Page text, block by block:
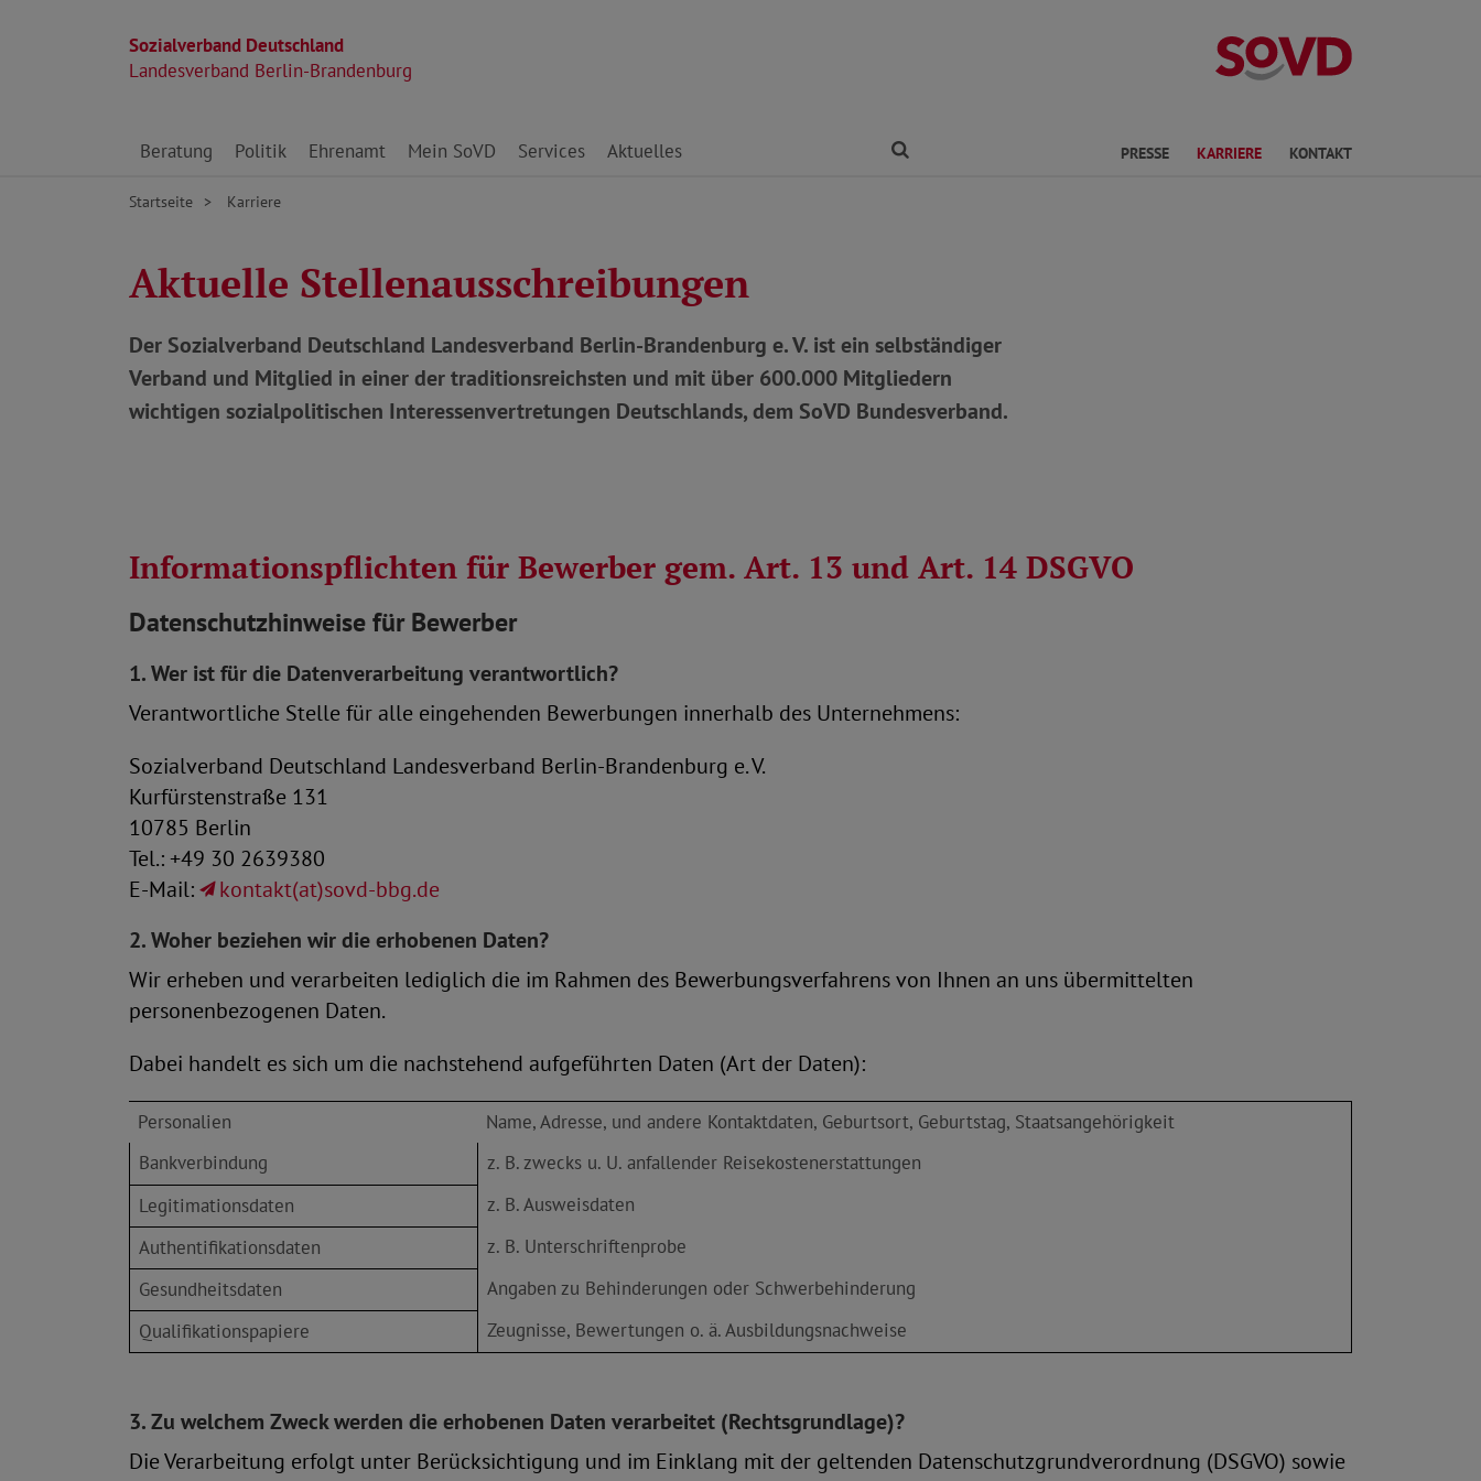
Sozialverband Deutschland
Landesverband Berlin-Brandenburg
Direkt zu den Inhalten springen
Beratung Politik Ehrenamt Mein SoVD Services Aktuelles PRESSE KARRIERE KONTAKT
Startseite Karriere
Aktuelle Stellenausschreibungen
Der Sozialverband Deutschland Landesverband Berlin-Brandenburg e. V. ist ein selbständiger
Verband und Mitglied in einer der traditionsreichsten und mit über 600.000 Mitgliedern
wichtigen sozialpolitischen Interessenvertretungen Deutschlands, dem SoVD Bundesverband.
Informationspflichten für Bewerber gem. Art. 13 und Art. 14 DSGVO
Datenschutzhinweise für Bewerber
1. Wer ist für die Datenverarbeitung verantwortlich?
Verantwortliche Stelle für alle eingehenden Bewerbungen innerhalb des Unternehmens:
Sozialverband Deutschland Landesverband Berlin-Brandenburg e. V.
Kurfürstenstraße 131
10785 Berlin
Tel.: +49 30 2639380
E-Mail:
kontakt(at)sovd-bbg.de
2. Woher beziehen wir die erhobenen Daten?
Wir erheben und verarbeiten lediglich die im Rahmen des Bewerbungsverfahrens von Ihnen an uns übermittelten
personenbezogenen Daten.
Dabei handelt es sich um die nachstehend aufgeführten Daten (Art der Daten):
Personalien
Name, Adresse, und andere Kontaktdaten, Geburtsort, Geburtstag, Staatsangehörigkeit
Bankverbindung
z. B. zwecks u. U. anfallender Reisekostenerstattungen
Legitimationsdaten
z. B. Ausweisdaten
Authentifikationsdaten
z. B. Unterschriftenprobe
Gesundheitsdaten
Angaben zu Behinderungen oder Schwerbehinderung
Qualifikationspapiere
Zeugnisse, Bewertungen o. ä. Ausbildungsnachweise
3. Zu welchem Zweck werden die erhobenen Daten verarbeitet (Rechtsgrundlage)?
Die Verarbeitung erfolgt unter Berücksichtigung und im Einklang mit der geltenden Datenschutzgrundverordnung (DSGVO) sowie